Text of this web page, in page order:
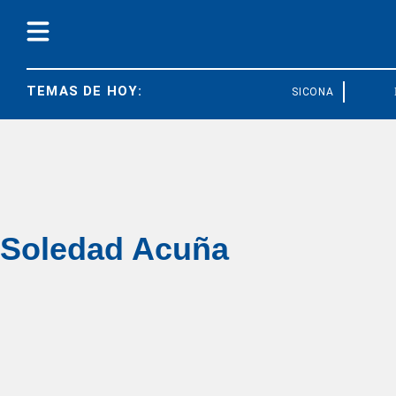
TEMAS DE HOY: SICONARA
Soledad Acuña